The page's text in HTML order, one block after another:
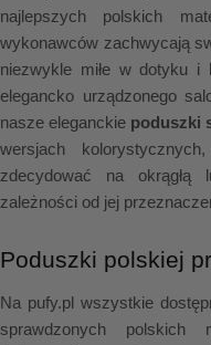
najlepszych polskich
wykonawców zachwycają
niezwykle miłe w dotyku
elegancko urządzonego
nasze eleganckie poduszki
wersjach
zdecydować na okrągłą
zależności od jej
Poduszki polskiej
Na pufy.pl wszystkie
sprawdzonych polskich